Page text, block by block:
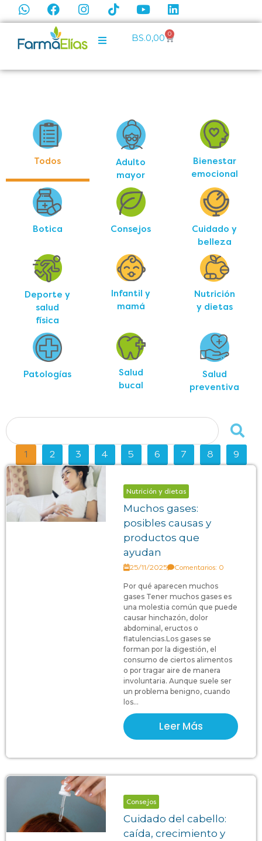
BS.0,00 0
Todos
Adulto
mayor
Bienestar
emocional
Botica Consejos
Cuidado y
belleza
Deporte y
salud
física
Infantil y
mamá
Nutrición
y dietas
Patologías
Salud
bucal
Salud
preventiva
1 2 3 4 5 6 7 8 9
Nutrición y dietas
Muchos gases:
posibles causas y
productos que
ayudan
25/11/2025 Comentarios: 0
Por qué aparecen muchos
gases Tener muchos gases es
una molestia común que puede
causar hinchazón, dolor
abdominal, eructos o
flatulencias.Los gases se
forman por la digestión, el
consumo de ciertos alimentos
o por tragar aire de manera
involuntaria. Aunque suele ser
un problema benigno, cuando
los...
Leer Más
Consejos
Cuidado del cabello:
caída, crecimiento y